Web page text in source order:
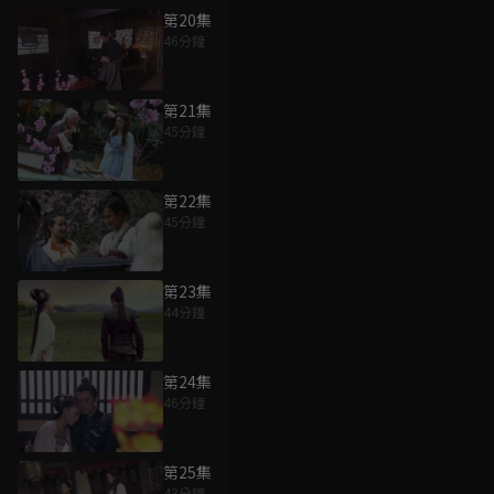
第20集
46分鐘
第21集
45分鐘
第22集
45分鐘
第23集
44分鐘
第24集
46分鐘
第25集